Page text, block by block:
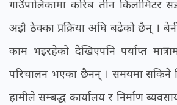
गाउँपालिकामा करिब तीन किलोमिटर
अझै ठेक्का प्रक्रिया अघि बढेको छैन् ।
काम भइरहेको देखिएपनि पर्याप्त
परिचालन भएका छैनन् । समयमा सकिने
हामीले सम्बद्ध कार्यालय र निर्माण